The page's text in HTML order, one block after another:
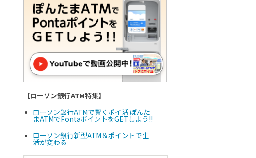
【ローソン銀行ATM特集】
ローソン銀行ATMで賢くポイ活 ぽんた
まATMでPontaポイントをGETしよう!!
ローソン銀行新型ATM＆ポイントで生
活が変わる